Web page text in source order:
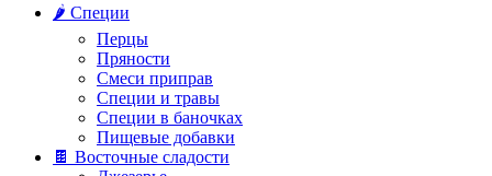
🌶️ Специи
Перцы
Пряности
Смеси приправ
Специи и травы
Специи в баночках
Пищевые добавки
🍫 Восточные сладости